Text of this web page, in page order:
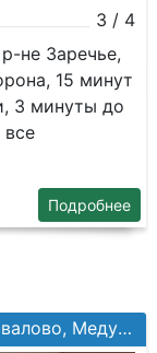
3 / 4
не Заречье,
15 минут
3 минуты до
Подробнее
ул, №13